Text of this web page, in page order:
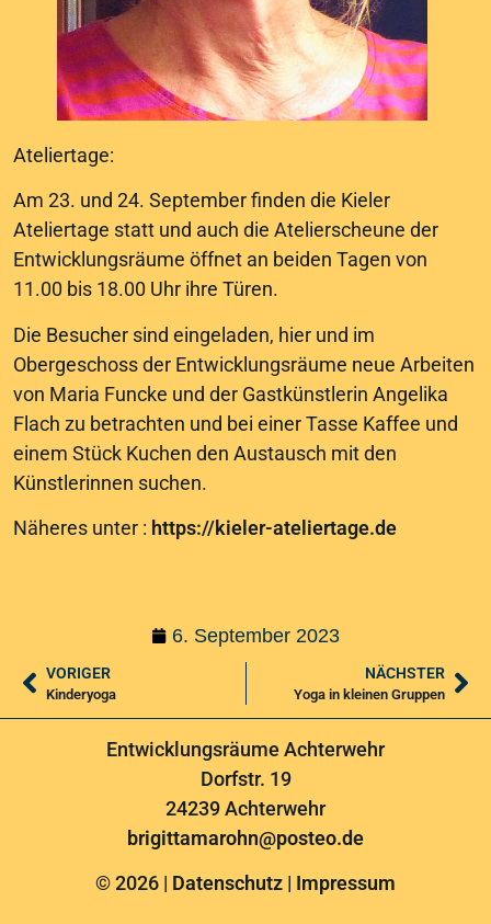
Ateliertage:
Am 23. und 24. September finden die Kieler
Ateliertage statt und auch die Atelierscheune der
Entwicklungsräume öffnet an beiden Tagen von
11.00 bis 18.00 Uhr ihre Türen.
Die Besucher sind eingeladen, hier und im
Obergeschoss der Entwicklungsräume neue Arbeiten
von Maria Funcke und der Gastkünstlerin Angelika
Flach zu betrachten und bei einer Tasse Kaffee und
einem Stück Kuchen den Austausch mit den
Künstlerinnen suchen.
Näheres unter : https://kieler-ateliertage.de
6. September 2023
VORIGER
Kinderyoga
NÄCHSTER
Yoga in kleinen Gruppen
Entwicklungsräume Achterwehr
Dorfstr. 19
24239 Achterwehr
brigittamarohn@posteo.de
© 2026 | Datenschutz | Impressum